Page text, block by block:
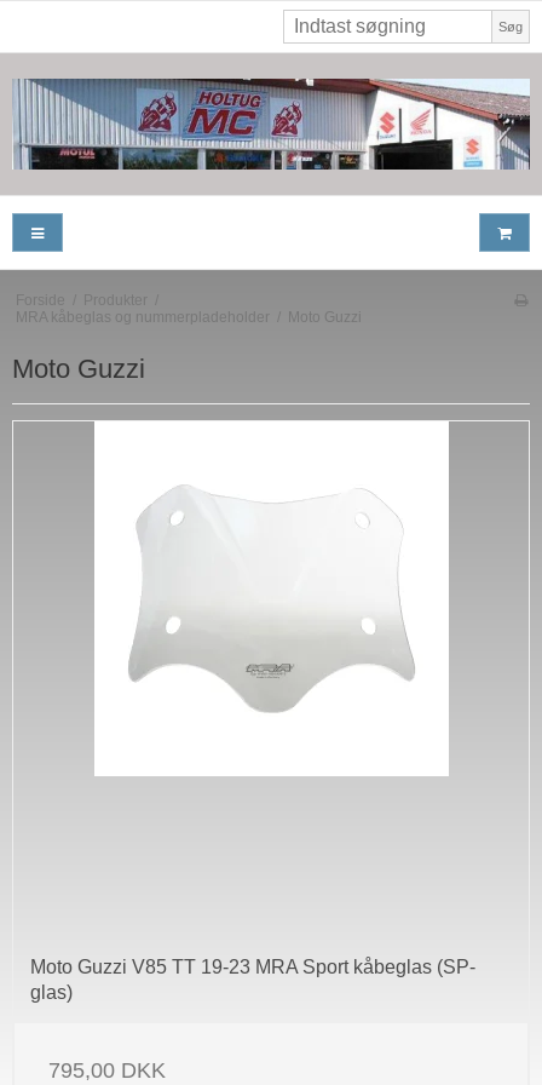
Søg
Forside Produkter
MRA kåbeglas og nummerpladeholder / Moto Guzzi
Moto Guzzi
Moto Guzzi V85 TT 19-23 MRA Sport kåbeglas (SP-
glas)
795,00 DKK